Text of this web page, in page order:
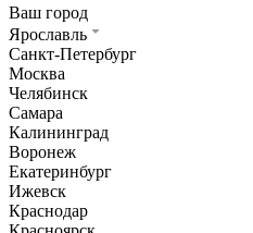
Ваш город
Ярославль
Санкт-Петербург
Москва
Челябинск
Самара
Калининград
Воронеж
Екатеринбург
Ижевск
Краснодар